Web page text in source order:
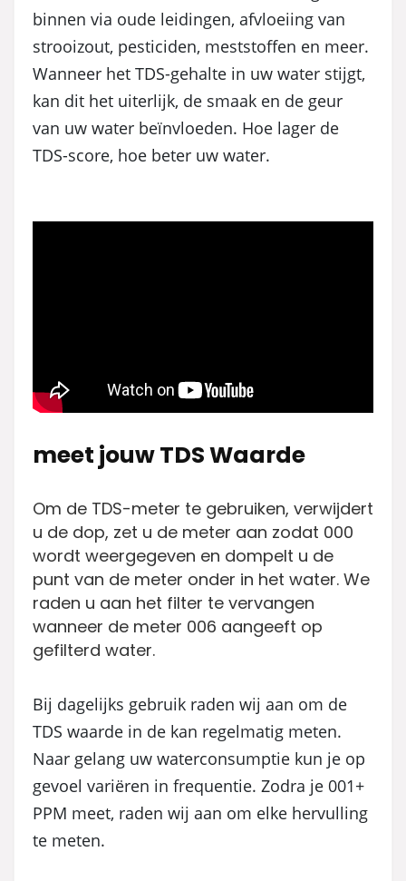
binnen via oude leidingen, afvloeiing van
strooizout, pesticiden, meststoffen en meer.
Wanneer het TDS-gehalte in uw water stijgt,
kan dit het uiterlijk, de smaak en de geur
van uw water beïnvloeden. Hoe lager de
TDS-score, hoe beter uw water.
meet jouw TDS Waarde
Om de TDS-meter te gebruiken, verwijdert
u de dop, zet u de meter aan zodat 000
wordt weergegeven en dompelt u de
punt van de meter onder in het water. We
raden u aan het filter te vervangen
wanneer de meter 006 aangeeft op
gefilterd water.
Bij dagelijks gebruik raden wij aan om de
TDS waarde in de kan regelmatig meten.
Naar gelang uw waterconsumptie kun je op
gevoel variëren in frequentie. Zodra je 001+
PPM meet, raden wij aan om elke hervulling
te meten.